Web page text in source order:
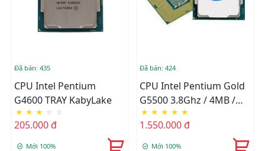
Đã bán: 435
CPU Intel Pentium
G4600 TRAY KabyLake
★ ★ ★ ☆ ☆
205.000 đ
Mới 100%
Đã bán: 424
CPU Intel Pentium Gold
G5500 3.8Ghz / 4MB /
Socket 1151 (Coffee Lake
) TRAY
★ ★ ★ ★ ★
1.550.000 đ
Mới 100%